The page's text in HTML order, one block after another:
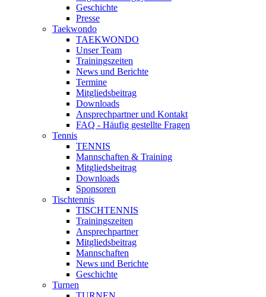
Geschichte
Presse
Taekwondo
TAEKWONDO
Unser Team
Trainingszeiten
News und Berichte
Termine
Mitgliedsbeitrag
Downloads
Ansprechpartner und Kontakt
FAQ - Häufig gestellte Fragen
Tennis
TENNIS
Mannschaften & Training
Mitgliedsbeitrag
Downloads
Sponsoren
Tischtennis
TISCHTENNIS
Trainingszeiten
Ansprechpartner
Mitgliedsbeitrag
Mannschaften
News und Berichte
Geschichte
Turnen